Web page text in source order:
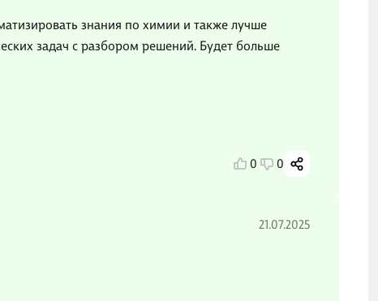
знания по химии и также лучше
задач с разбором решений. Будет больше
0 0
21.07.2025